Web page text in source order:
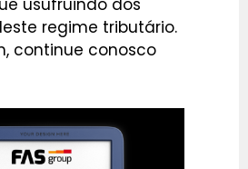
usufruindo dos
regime tributário.
continue conosco